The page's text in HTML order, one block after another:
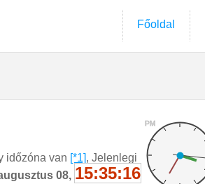
Főoldal
PM
időzóna van [*1], Jelenlegi
08, 15:35:17